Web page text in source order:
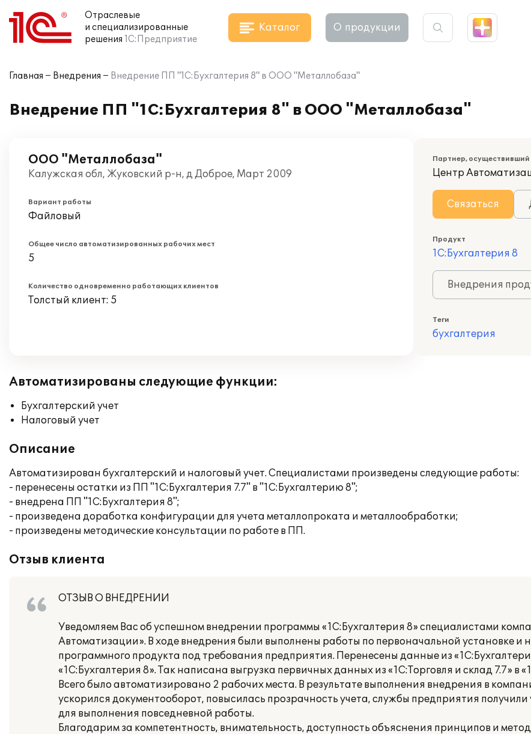
Отраслевые
и специализированные
решения 1С:Предприятие
Каталог О продукции
Главная Внедрения Внедрение ПП "1С:Бухгалтерия 8" в ООО "Металлобаза"
Внедрение ПП "1С:Бухгалтерия 8" в ООО "Металлобаза"
ООО "Металлобаза"
Калужская обл, Жуковский р-н, д Доброе, Март 2009
Вариант работы
Файловый
Общее число автоматизированных рабочих мест
5
Количество одновременно работающих клиентов
Толстый клиент: 5
Партнер,
Центр
Связаться
Продукт
1С:Бухгалтерия 8
Внедрения
Теги
бухгалтерия
Автоматизированы следующие функции:
Бухгалтерский учет
Налоговый учет
Описание
Автоматизирован бухгалтерский и налоговый учет. Специалистами произведены следующие работы:
- перенесены остатки из ПП "1С:Бухгалтерия 7.7" в "1С:Бухгалтерию 8";
- внедрена ПП "1С:Бухгалтерия 8";
- произведена доработка конфигурации для учета металлопроката и металлообработки;
- произведены методические консультации по работе в ПП.
Отзыв клиента
ОТЗЫВ О ВНЕДРЕНИИ
Уведомляем Вас об успешном внедрении программы «1С:Бухгалтерия 8» специалистами
Автоматизации». В ходе внедрения были выполнены работы по первоначальной установке и
программного продукта под требования предприятия. Перенесены данные из
«1С:Бухгалтерия 8». Так написана выгрузка первичных данных из «1С:Торговля и склад 7.7» в
Всего было автоматизировано 2 рабочих места. В результате выполнения внедрения в
ускорился документооборот, повысилась прозрачность учета, службы предприятия
для выполнения повседневной работы.
Благодарим за компетентность, внимательность, доступность объяснения принципов и